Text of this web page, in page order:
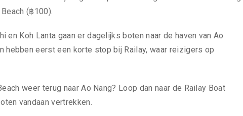
(฿100).
en Koh Lanta gaan er dagelijks boten naar de haven van Ao
hebben eerst een korte stop bij Railay, waar reizigers op
weer terug naar Ao Nang? Loop dan naar de Railay Boat
vandaan vertrekken.